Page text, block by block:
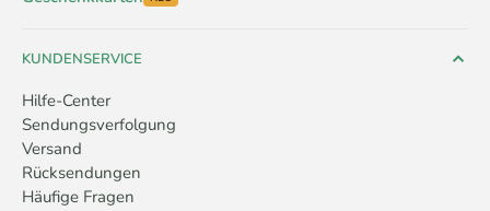
KUNDENSERVICE
Hilfe-Center
Sendungsverfolgung
Versand
Rücksendungen
Häufige Fragen